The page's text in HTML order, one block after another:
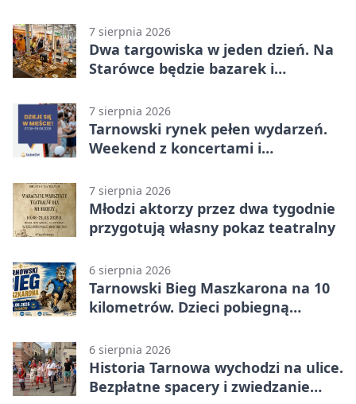
7 sierpnia 2026
Dwa targowiska w jeden dzień. Na
Starówce będzie bazarek i
7 sierpnia 2026
Tarnowski rynek pełen wydarzeń.
Weekend z koncertami i
7 sierpnia 2026
Młodzi aktorzy przez dwa tygodnie
przygotują własny pokaz teatralny
6 sierpnia 2026
Tarnowski Bieg Maszkarona na 10
kilometrów. Dzieci pobiegną
6 sierpnia 2026
Historia Tarnowa wychodzi na ulice.
Bezpłatne spacery i zwiedzanie